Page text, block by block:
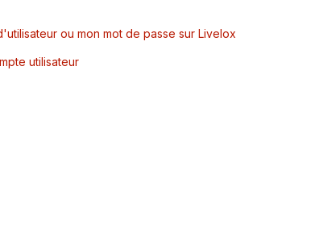
ou mon mot de passe sur Livelox
utilisateur